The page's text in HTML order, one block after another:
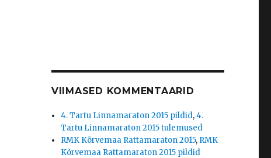
VIIMASED KOMMENTAARID
4. Tartu Linnamaraton 2015 pildid,4.
Tartu Linnamaraton 2015 tulemused
RMK Kõrvemaa Rattamaraton 2015, RMK
Kõrvemaa Rattamaraton 2015 pildid